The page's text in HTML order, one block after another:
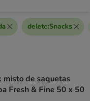
delete:Snacks
misto de saquetas
Fresh & Fine 50 x 50